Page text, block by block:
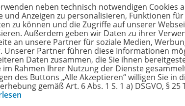
neben technisch notwendigen Cookies
und Anzeigen zu personalisieren, Funktionen
zu können und die Zugriffe auf unserer
Außerdem geben wir Daten zu ihrer
an unsere Partner für soziale Medien,
Unserer Partner führen diese Informationen
Daten zusammen, die Sie ihnen
im Rahmen Ihrer Nutzung der Dienste
des Buttons „Alle Akzeptieren“ willigen Sie in
gemäß Art. 6 Abs. 1 S. 1 a) DSGVO, § 25